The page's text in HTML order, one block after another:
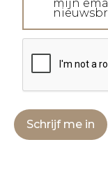
mijn
Schrijf me in